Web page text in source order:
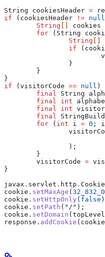
String cookiesHeader =
if (cookiesHeader != null
	String
cookies
	for
( String
		String
		if
		}
	}
}
if (visitorCode == null )
	final
String
	final
int
	final
int
	final
	for
( int i = 0 ; i
		);
	}
	visitorCode
=
}
javax . servlet . http . Cookie
cookie . setMaxAge (
cookie . setHttpOnly ( false
cookie . setPath ( "/" );
cookie . setDomain
response . addCookie